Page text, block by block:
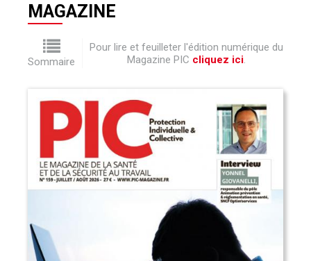
MAGAZINE
Sommaire
Pour lire et feuilleter l'édition numérique du
Magazine PIC cliquez ici.